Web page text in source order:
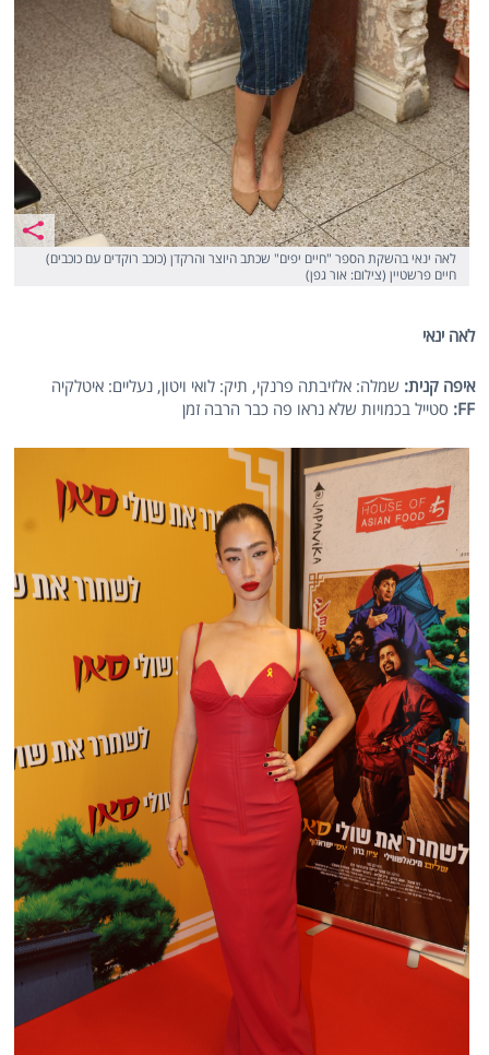
לאה ינאי בהשקת הספר "חיים יפים" שכתב היוצר והרקדן (כוכב רוקדים עם כוכבים)
חיים פרשטיין (צילום: אור גפן)
לאה ינאי
איפה קנית: שמלה: אלזיבתה פרנקי, תיק: לואי ויטון, נעליים: איטלקיה
FF
: סטייל בכמויות שלא נראו פה כבר הרבה זמן